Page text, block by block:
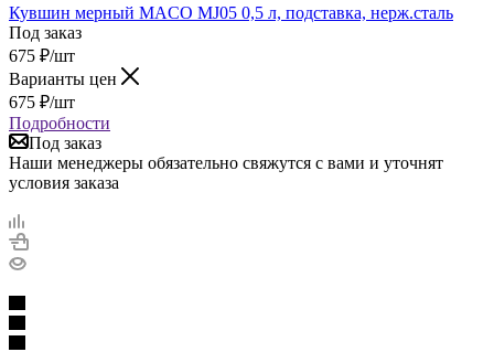
Кувшин мерный MACO MJ05 0,5 л, подставка, нерж.сталь
Под заказ
675 ₽/шт
Варианты цен
675 ₽/шт
Подробности
Под заказ
Наши менеджеры обязательно свяжутся с вами и уточнят
условия заказа